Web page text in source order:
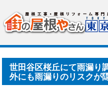
> 世田谷区
には防水以外にも雨漏り.....
世田谷区桜丘にて雨漏り
外にも雨漏りのリスクが